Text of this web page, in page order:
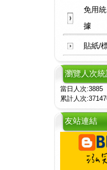
免用
據
貼紙/
瀏覽人次統
當日人次:3885
累計人次
友站連結